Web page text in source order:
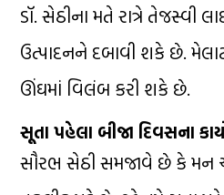
ડૉ. સેઠીના મતે રાત્રે તેજસ્વી
ઉત્પાદનને દબાવી શકે છે.
ઊંઘમાં વિલંબ કરી શકે છે.
સૂતા પહેલા બીજા દિવસના
સૌરભ સેઠી સમજાવે છે કે મન